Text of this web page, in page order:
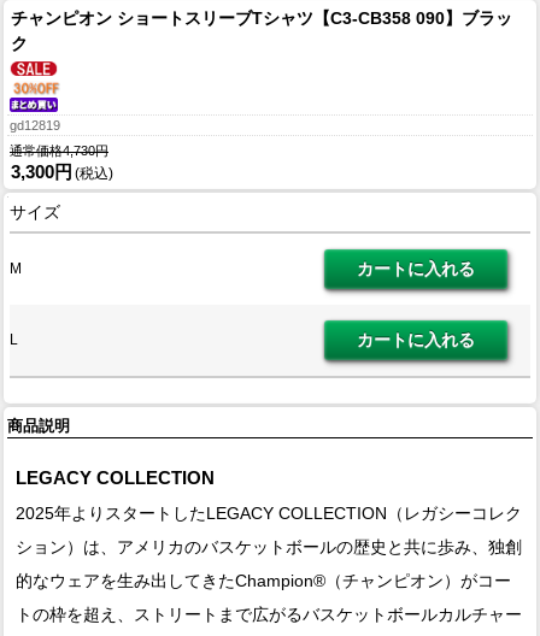
チャンピオン ショートスリーブTシャツ【C3-CB358 090】ブラッ
ク
gd12819
通常価格4,730円
3,300円 (税込)
サイズ
M
L
商品説明
LEGACY COLLECTION
2025年よりスタートしたLEGACY COLLECTION（レガシーコレク
ション）は、アメリカのバスケットボールの歴史と共に歩み、独創
的なウェアを生み出してきたChampion®（チャンピオン）がコー
トの枠を超え、ストリートまで広がるバスケットボールカルチャー